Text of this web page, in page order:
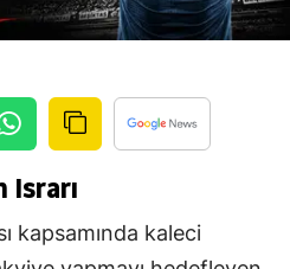
kapsamında kaleci